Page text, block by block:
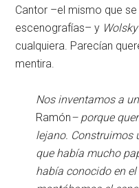
Cantor –el mismo que
escenografías– y Wolsky
cualquiera. Parecían
mentira.
Nos inventamos a
Ramón– porque
lejano. Construimos
que había mucho
había conocido en el